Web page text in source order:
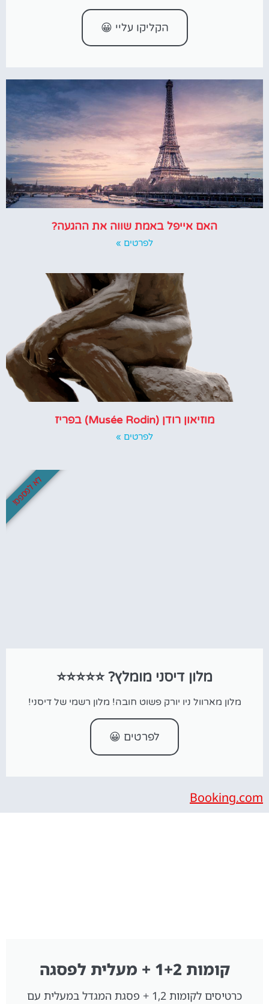
הקליקו עליי 😀
האם אייפל באמת שווה את ההגעה?
לפרטים »
מוזיאון רודן (Musée Rodin) בפריז
לפרטים »
מלון דיסני מומלץ? ⭐⭐⭐⭐⭐
מלון מארוול ניו יורק פשוט חובה! מלון רשמי של דיסני!
לפרטים 😀
לא לפספס!
Booking.com
קומות 1+2 + מעלית לפסגה
כרטיסים לקומות 1,2 + פסגת המגדל במעלית עם